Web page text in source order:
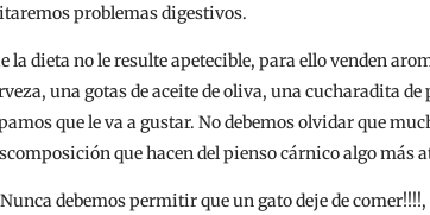
problemas digestivos.
la dieta no le resulte apetecible, para ello venden
una gotas de aceite de oliva, una cucharadita
que le va a gustar. No debemos olvidar que
que hacen del pienso cárnico algo más
debemos permitir que un gato deje de